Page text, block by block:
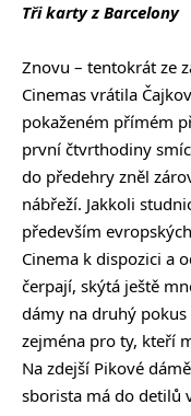
Tři karty z Barcelony
Znovu – tentokrát ze
Cinemas vrátila
pokaženém přímém
první čtvrthodiny
do předehry zněl
nábřeží. Jakkoli
především
Cinema k dispozici a
čerpají, skýtá ještě
dámy na druhý
zejména pro ty, kteří
Na zdejší Pikové
sborista má do detilů